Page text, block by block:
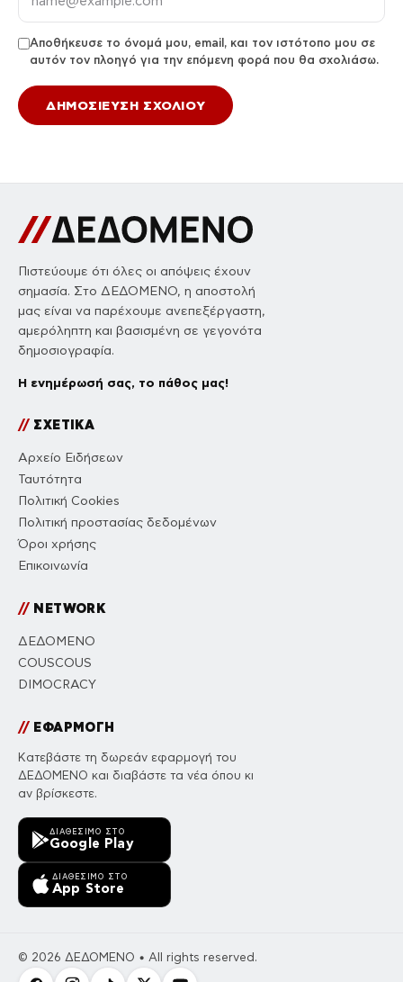
Αποθήκευσε το όνομά μου, email, και τον ιστότοπο μου σε
αυτόν τον πλοηγό για την επόμενη φορά που θα σχολιάσω.
Πιστεύουμε ότι όλες οι απόψεις έχουν
σημασία. Στο ΔΕΔΟΜΕΝΟ, η αποστολή
μας είναι να παρέχουμε ανεπεξέργαστη,
αμερόληπτη και βασισμένη σε γεγονότα
δημοσιογραφία.
Η ενημέρωσή σας, το πάθος μας!
//ΣΧΕΤΙΚΑ
Αρχείο Ειδήσεων
Ταυτότητα
Πολιτική Cookies
Πολιτική προστασίας δεδομένων
Όροι χρήσης
Επικοινωνία
//NETWORK
ΔΕΔΟΜΕΝΟ
COUSCOUS
DIMOCRACY
//ΕΦΑΡΜΟΓΗ
Κατεβάστε τη δωρεάν εφαρμογή του
ΔΕΔΟΜΕΝΟ και διαβάστε τα νέα όπου κι
αν βρίσκεστε.
ΔΙΑΘΈΣΙΜΟ ΣΤΟ
Google Play
ΔΙΑΘΈΣΙΜΟ ΣΤΟ
App Store
© 2026 ΔΕΔΟΜΕΝΟ • All rights reserved.